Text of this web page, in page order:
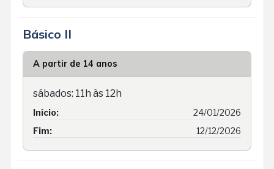
Básico II
A partir de 14 anos
sábados: 11h às 12h
Início:
24/01/2026
Fim:
12/12/2026